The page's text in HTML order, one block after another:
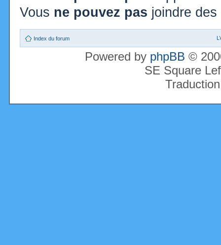
Vous ne pouvez pas joindre
Index du forum
Powered by phpBB ©
SE Square